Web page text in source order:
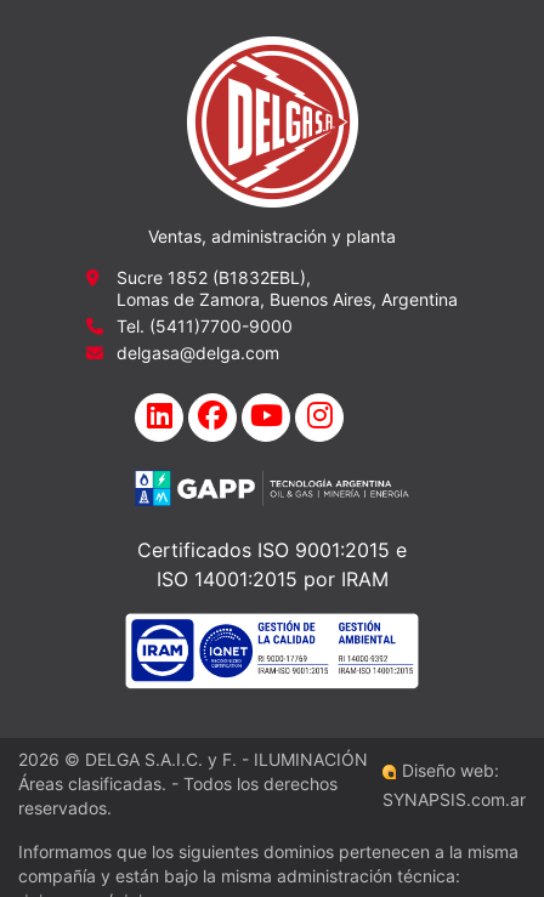
Ventas, administración y planta
Sucre 1852 (B1832EBL),
Lomas de Zamora, Buenos Aires, Argentina
Tel. (5411)7700-9000
delgasa@delga.com
Certificados ISO 9001:2015 e
ISO 14001:2015 por IRAM
2026 © DELGA S.A.I.C. y F. - ILUMINACIÓN
Áreas clasificadas. - Todos los derechos
reservados.
Diseño web:
SYNAPSIS.com.ar
Informamos que los siguientes dominios pertenecen a la misma
compañía y están bajo la misma administración técnica: